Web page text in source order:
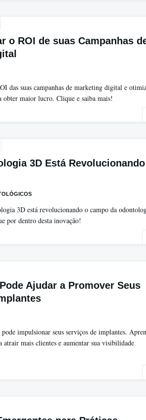
o ROI de suas Campanhas
das suas campanhas de marketing digital e
obter maior lucro. Clique e saiba mais!
3D Está
3D está revolucionando o campo da
por dentro desta inovação!
Ajudar a Promover Seus
impulsionar seus serviços de implantes.
atrair mais clientes e aumentar sua visibilidade